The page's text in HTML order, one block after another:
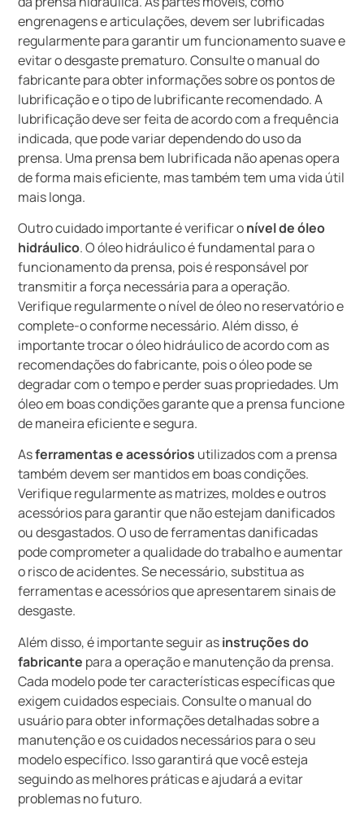
engrenagens e articulações, devem ser lubrificadas
regularmente para garantir um funcionamento suave e
evitar o desgaste prematuro. Consulte o manual do
fabricante para obter informações sobre os pontos de
lubrificação e o tipo de lubrificante recomendado. A
lubrificação deve ser feita de acordo com a frequência
indicada, que pode variar dependendo do uso da
prensa. Uma prensa bem lubrificada não apenas opera
de forma mais eficiente, mas também tem uma vida útil
mais longa.
Outro cuidado importante é verificar onível de óleo
hidráulico. O óleo hidráulico é fundamental para o
funcionamento da prensa, pois é responsável por
transmitir a força necessária para a operação.
Verifique regularmente o nível de óleo no reservatório e
complete-o conforme necessário. Além disso, é
importante trocar o óleo hidráulico de acordo com as
recomendações do fabricante, pois o óleo pode se
degradar com o tempo e perder suas propriedades. Um
óleo em boas condições garante que a prensa funcione
de maneira eficiente e segura.
Asferramentas e acessórios utilizados com a prensa
também devem ser mantidos em boas condições.
Verifique regularmente as matrizes, moldes e outros
acessórios para garantir que não estejam danificados
ou desgastados. O uso de ferramentas danificadas
pode comprometer a qualidade do trabalho e aumentar
o risco de acidentes. Se necessário, substitua as
ferramentas e acessórios que apresentarem sinais de
desgaste.
Além disso, é importante seguir asinstruções do
fabricante para a operação e manutenção da prensa.
Cada modelo pode ter características específicas que
exigem cuidados especiais. Consulte o manual do
usuário para obter informações detalhadas sobre a
manutenção e os cuidados necessários para o seu
modelo específico. Isso garantirá que você esteja
seguindo as melhores práticas e ajudará a evitar
problemas no futuro.